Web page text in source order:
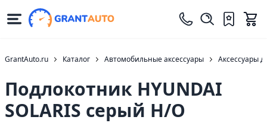
GrantAuto.ru Каталог Автомобильные аксессуары Аксессуары
Подлокотник HYUNDAI
SOLARIS серый Н/О